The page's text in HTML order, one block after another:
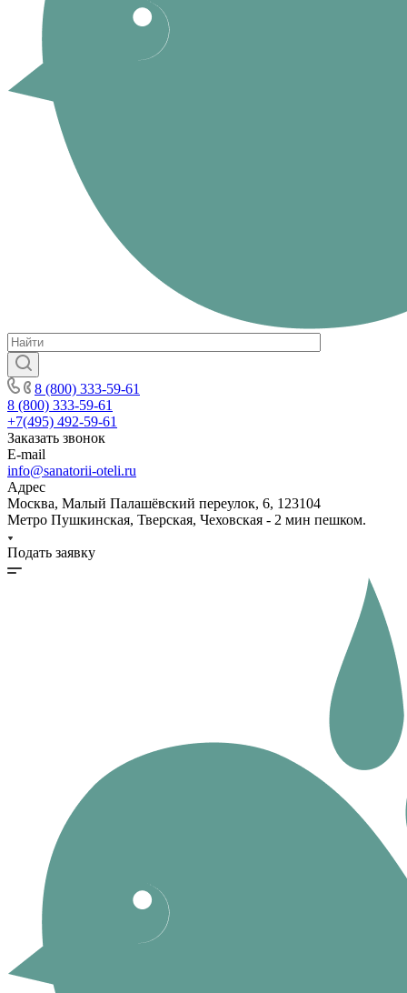
8 (800) 333-59-61
8 (800) 333-59-61
+7(495) 492-59-61
Заказать звонок
E-mail
info@sanatorii-oteli.ru
Адрес
Москва, Малый Палашёвский переулок, 6, 123104
Метро Пушкинская, Тверская, Чеховская - 2 мин пешком.
Подать заявку